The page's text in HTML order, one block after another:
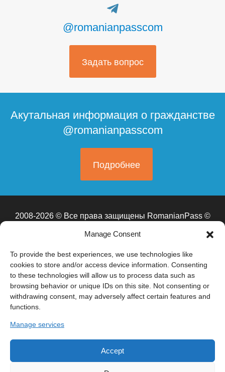
Manage Consent
To provide the best experiences, we use technologies like
cookies to store and/or access device information. Consenting
to these technologies will allow us to process data such as
browsing behavior or unique IDs on this site. Not consenting or
withdrawing consent, may adversely affect certain features and
functions.
Manage services
Accept
@romanianpasscom
Задать вопрос
Акутальная информация о гражданстве
@romanianpasscom
Подробнее
2008-2026 © Все права защищены RomanianPass ©
Работаем и проводим встречи в Бухаресте, Кишиневе,
ЗАО, СЗАО, ЗелАО), Санкт-Перербурге, Сочи
*RomanianPass
— это информационно-консультационная платформа.
Мы не являемся адвокатами и не оказываем юридических услуг в
смысле закона №51/1995. Мы не подаем документы от имени
гарантируем получение гражданства. Все решения принимает
соответствии с законом №21/1991.*Внимание:сайт находится в
процессе обновления и редактирования. Некоторые разделы могут
содержать устаревшие или неполные сведения. Актуальной